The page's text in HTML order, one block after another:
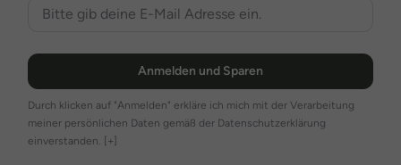
Anmelden und Sparen
Durch klicken auf "Anmelden" erkläre ich mich mit der Verarbeitung
meiner persönlichen Daten gemäß der Datenschutzerklärung
einverstanden. [+]